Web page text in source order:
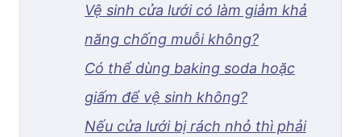
Vệ sinh cửa lưới có làm giảm khả
năng chống muỗi không?
Có thể dùng baking soda hoặc
giấm để vệ sinh không?
Nếu cửa lưới bị rách nhỏ thì phải